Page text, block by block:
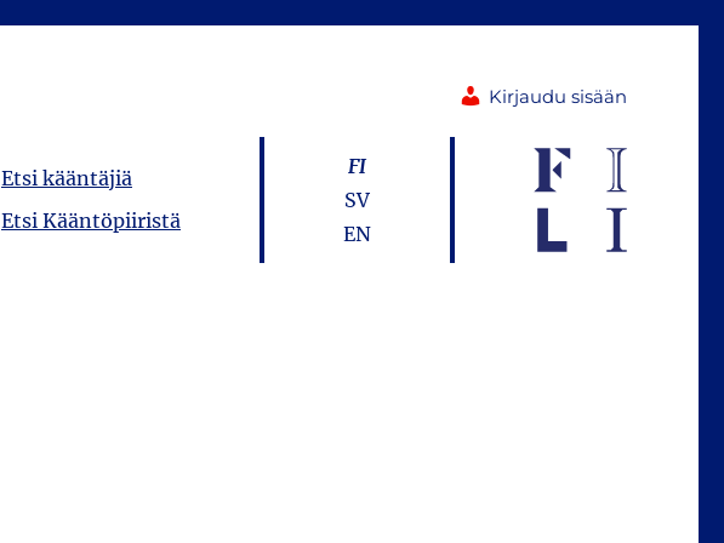
Kirjaudu sisään
Etsi kääntäjiä
Etsi Kääntöpiiristä
FI
SV
EN